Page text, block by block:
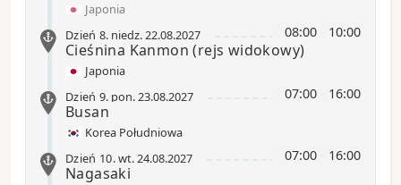
Japonia
08:00 10:00
Dzień 8. niedz.22.08.2027
Cieśnina Kanmon(rejs widokowy)
Japonia
07:00 16:00
Dzień 9. pon.23.08.2027
Busan
Korea Południowa
07:00 16:00
Dzień 10.wt.24.08.2027
Nagasaki